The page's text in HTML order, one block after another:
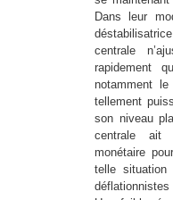
Dans leur
centrale
rapidement
notamment
tellement
son niveau
centrale ait
monétaire
telle